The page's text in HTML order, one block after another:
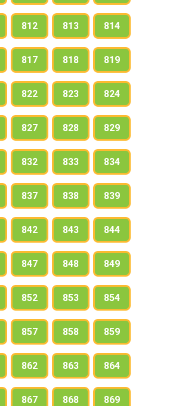
812 813 814
817 818 819
822 823 824
827 828 829
832 833 834
837 838 839
842 843 844
847 848 849
852 853 854
857 858 859
862 863 864
867 868 869